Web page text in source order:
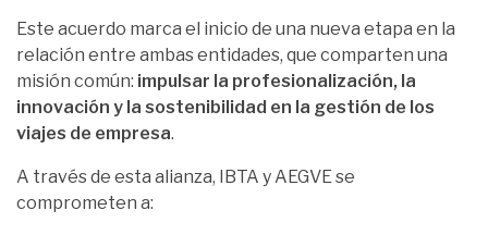
Este acuerdo marca el inicio de una nueva etapa en la
relación entre ambas entidades, que comparten una
misión común: impulsar la profesionalización, la
innovación y la sostenibilidad en la gestión de los
viajes de empresa.
A través de esta alianza, IBTA y AEGVE se
comprometen a: